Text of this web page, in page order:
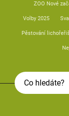
ZOO Nové
Volby 2025
Pěstování